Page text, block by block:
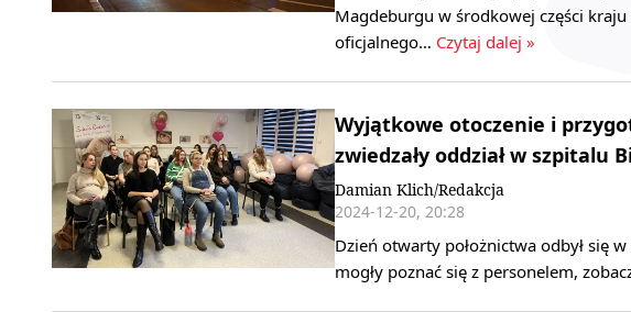
Magdeburgu w środkowej części
oficjalnego… Czytaj dalej »
Wyjątkowe otoczenie i
zwiedzały oddział w szpitalu
Damian Klich/Redakcja
2024-12-20, 20:28
Dzień otwarty położnictwa odbył się
mogły poznać się z personelem,